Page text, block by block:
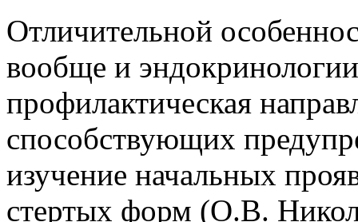
Отличительной
вообще и эндокринологии
профилактическая
способствующих
изучение начальных
стертых форм (О.В.